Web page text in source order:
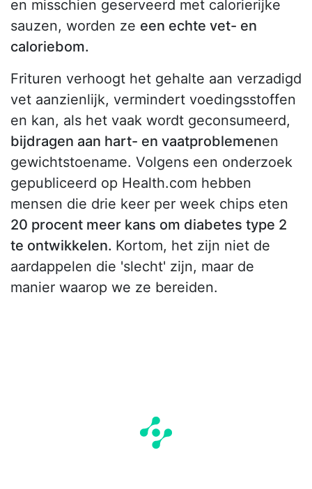
en misschien geserveerd met calorierijke
sauzen, worden ze een echte vet- en
caloriebom.
Frituren verhoogt het gehalte aan verzadigd
vet aanzienlijk, vermindert voedingsstoffen
en kan, als het vaak wordt geconsumeerd,
bijdragen aan hart- en vaatproblemenen
gewichtstoename. Volgens een onderzoek
gepubliceerd op Health.com hebben
mensen die drie keer per week chips eten
20 procent meer kans om diabetes type 2
te ontwikkelen. Kortom, het zijn niet de
aardappelen die 'slecht' zijn, maar de
manier waarop we ze bereiden.